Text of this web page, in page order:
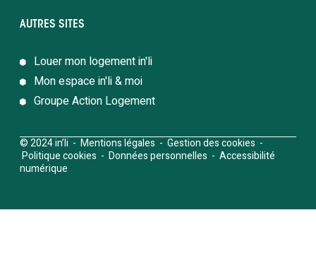
AUTRES SITES
Louer mon logement in'li
Mon espace in'li & moi
Groupe Action Logement
© 2024 in’li - Mentions légales - Gestion des cookies -
Politique cookies - Données personnelles - Accessibilité
numérique